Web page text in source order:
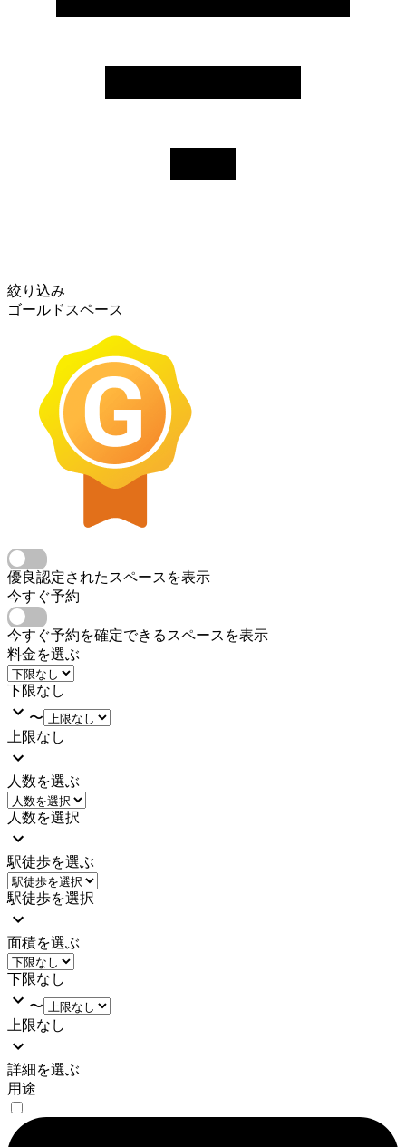
絞り込み
ゴールドスペース
優良認定されたスペースを表示
今すぐ予約
今すぐ予約を確定できるスペースを表示
料金を選ぶ
下限なし
〜
上限なし
人数を選ぶ
人数を選択
駅徒歩を選ぶ
駅徒歩を選択
面積を選ぶ
下限なし
〜
上限なし
詳細を選ぶ
用途